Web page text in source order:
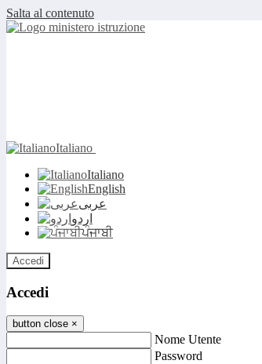
Salta al contenuto
Italiano
Italiano
English
عربى
اردو
ਪੰਜਾਬੀ
Accedi
Accedi
button close ×
Nome Utente
Password